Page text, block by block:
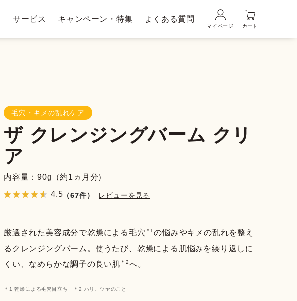
化粧水・乳液 美容液
サービス キャンペーン・特集 よくある質問
マイページ カート
毛穴・キメの乱れケア
ザ クレンジングバーム クリ
ア
内容量：90g（約1ヵ月分）
4.5 （67件） レビューを見る
厳選された美容成分で乾燥による毛穴 ＊1 の悩みやキメの乱れを整え
るクレンジングバーム。使うたび、乾燥による肌悩みを繰り返しに
くい、なめらかな調子の良い肌 ＊2へ。
＊1 乾燥による毛穴目立ち ＊2 ハリ、ツヤのこと